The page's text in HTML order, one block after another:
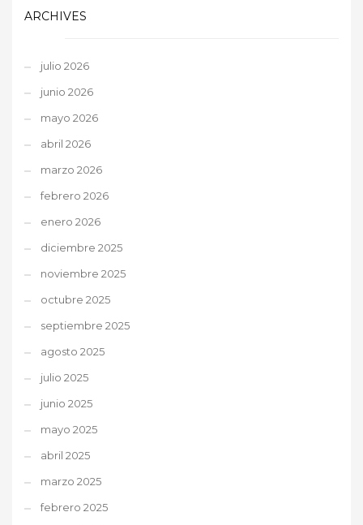
ARCHIVES
julio 2026
junio 2026
mayo 2026
abril 2026
marzo 2026
febrero 2026
enero 2026
diciembre 2025
noviembre 2025
octubre 2025
septiembre 2025
agosto 2025
julio 2025
junio 2025
mayo 2025
abril 2025
marzo 2025
febrero 2025